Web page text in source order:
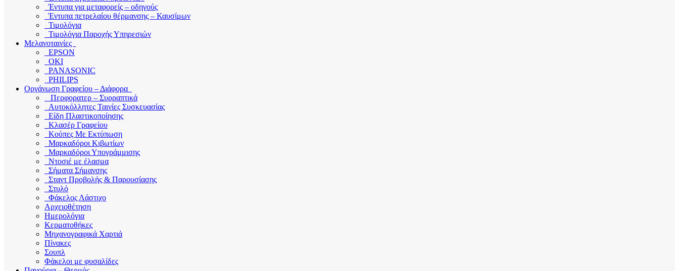
Έντυπα για μεταφορείς – οδηγούς
Έντυπα πετρελαίου θέρμανσης – Καυσίμων
Τιμολόγια
Τιμολόγια Παροχής Υπηρεσιών
Μελανοταινίες
EPSON
OKI
PANASONIC
PHILIPS
Οργάνωση Γραφείου – Διάφορα
Περφορατερ – Συρραπτικά
Αυτοκόλλητες Ταινίες Συσκευασίας
Είδη Πλαστικοποίησης
Κλασέρ Γραφείου
Κούπες Με Εκτύπωση
Μαρκαδόροι Κιβωτίων
Μαρκαδόροι Υπογράμμισης
Ντοσιέ με έλασμα
Σήματα Σήμανσης
Σταντ Προβολής & Παρουσίασης
Στυλό
Φάκελος Λάστιχο
Αρχειοθέτηση
Ημερολόγια
Κερματοθήκες
Μηχανογραφικά Χαρτιά
Πίνακες
Σουπλ
Φάκελοι με φυσαλίδες